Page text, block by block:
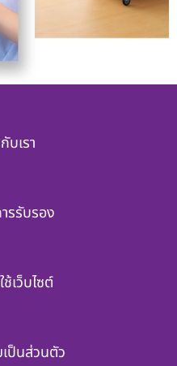
บเรา
รรับรอง
ช้เว็บไซต์
ป็นส่วนตัว